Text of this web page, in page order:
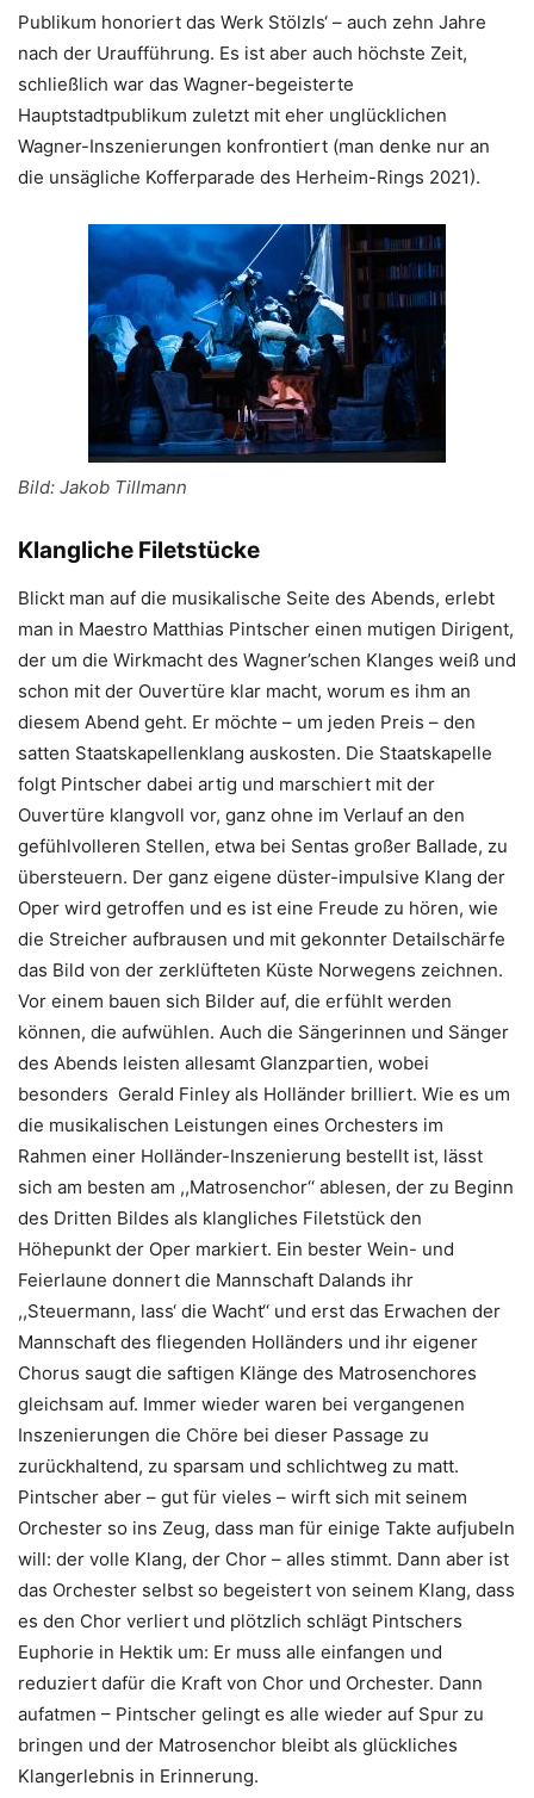
Publikum honoriert das Werk Stölzls‘ – auch zehn Jahre
nach der Uraufführung. Es ist aber auch höchste Zeit,
schließlich war das Wagner-begeisterte
Hauptstadtpublikum zuletzt mit eher unglücklichen
Wagner-Inszenierungen konfrontiert (man denke nur an
die unsägliche Kofferparade des Herheim-Rings 2021).
Bild: Jakob Tillmann
Klangliche Filetstücke
Blickt man auf die musikalische Seite des Abends, erlebt
man in Maestro Matthias Pintscher einen mutigen Dirigent,
der um die Wirkmacht des Wagner’schen Klanges weiß und
schon mit der Ouvertüre klar macht, worum es ihm an
diesem Abend geht. Er möchte – um jeden Preis – den
satten Staatskapellenklang auskosten. Die Staatskapelle
folgt Pintscher dabei artig und marschiert mit der
Ouvertüre klangvoll vor, ganz ohne im Verlauf an den
gefühlvolleren Stellen, etwa bei Sentas großer Ballade, zu
übersteuern. Der ganz eigene düster-impulsive Klang der
Oper wird getroffen und es ist eine Freude zu hören, wie
die Streicher aufbrausen und mit gekonnter Detailschärfe
das Bild von der zerklüfteten Küste Norwegens zeichnen.
Vor einem bauen sich Bilder auf, die erfühlt werden
können, die aufwühlen. Auch die Sängerinnen und Sänger
des Abends leisten allesamt Glanzpartien, wobei
besonders Gerald Finley als Holländer brilliert. Wie es um
die musikalischen Leistungen eines Orchesters im
Rahmen einer Holländer-Inszenierung bestellt ist, lässt
sich am besten am ,,Matrosenchor‘‘ ablesen, der zu Beginn
des Dritten Bildes als klangliches Filetstück den
Höhepunkt der Oper markiert. Ein bester Wein- und
Feierlaune donnert die Mannschaft Dalands ihr
,,Steuermann, lass‘ die Wacht‘‘ und erst das Erwachen der
Mannschaft des fliegenden Holländers und ihr eigener
Chorus saugt die saftigen Klänge des Matrosenchores
gleichsam auf. Immer wieder waren bei vergangenen
Inszenierungen die Chöre bei dieser Passage zu
zurückhaltend, zu sparsam und schlichtweg zu matt.
Pintscher aber – gut für vieles – wirft sich mit seinem
Orchester so ins Zeug, dass man für einige Takte aufjubeln
will: der volle Klang, der Chor – alles stimmt. Dann aber ist
das Orchester selbst so begeistert von seinem Klang, dass
es den Chor verliert und plötzlich schlägt Pintschers
Euphorie in Hektik um: Er muss alle einfangen und
reduziert dafür die Kraft von Chor und Orchester. Dann
aufatmen – Pintscher gelingt es alle wieder auf Spur zu
bringen und der Matrosenchor bleibt als glückliches
Klangerlebnis in Erinnerung.